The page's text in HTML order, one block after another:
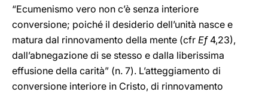
“Ecumenismo vero non c’è senza interiore
conversione; poiché il desiderio dell’unità nasce e
matura dal rinnovamento della mente (cfr Ef4,23),
dall’abnegazione di se stesso e dalla liberissima
effusione della carità” (n. 7). L’atteggiamento di
conversione interiore in Cristo, di rinnovamento